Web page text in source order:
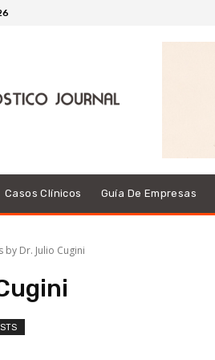
Casos Clínicos Guía De Empresas
by Dr. Julio Cugini